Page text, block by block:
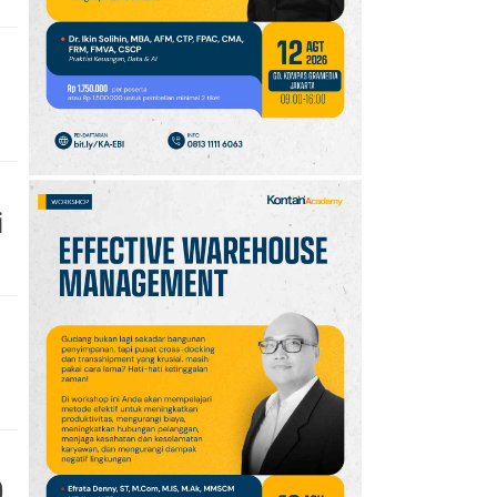
10 Klasemen Grup A Piala
AFF 2026: Ini Skenario
Indonesia Lolos ke
Semifinal